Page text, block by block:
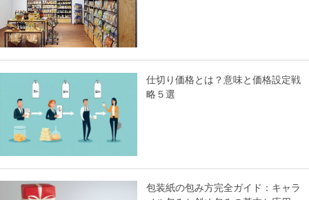
仕切り価格とは？意味と価格設定戦
略５選
包装紙の包み方完全ガイド：キャラ